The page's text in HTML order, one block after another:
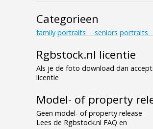
Categorieen
family portraits___seniors
Rgbstock.nl licentie
Als je de foto download dan
licentie
Model- of property
Geen model- of property release
Lees de Rgbstock.nl FAQ en